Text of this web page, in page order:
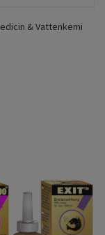
& Vattenkemi